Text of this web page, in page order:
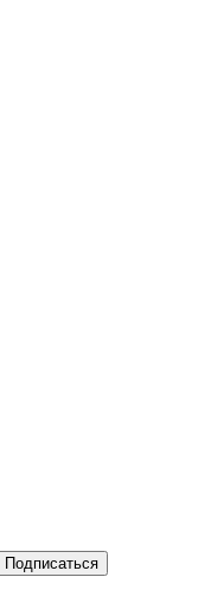
Подписаться